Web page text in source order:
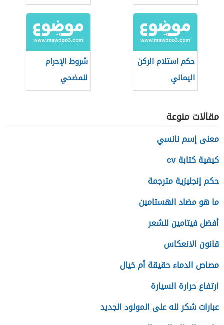
حكم استلام الركن
اليماني
شروط الإحرام
للمضحي
مقالات منوعة
معنى إسم نانسي
كيفية كتابة cv
حكم إنجليزية مترجمة
ما هو مضاد الهستامين
أفضل فيتامين للشعر
قانون الانعكاس
مصاص الدماء حقيقة أم خيال
ارتفاع حرارة السيارة
عبارات شكر لله على المولود الجديد